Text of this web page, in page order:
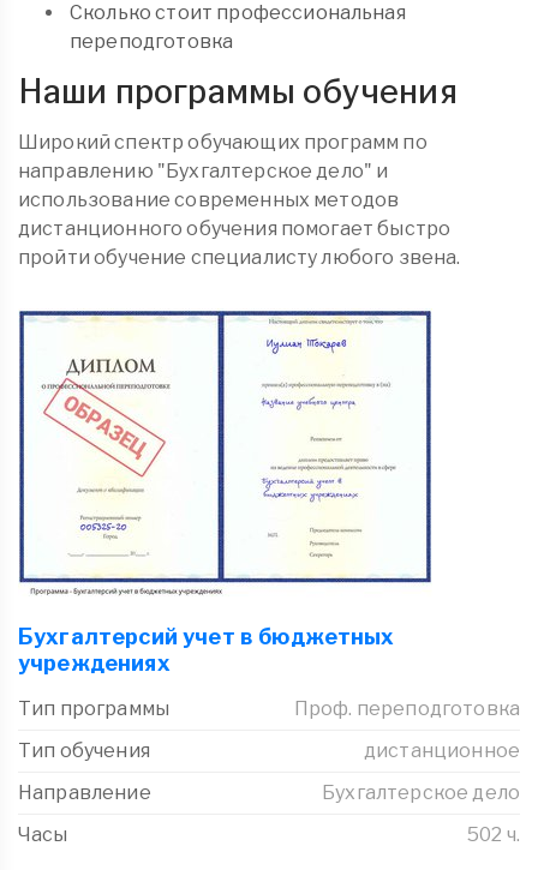
Сколько стоит профессиональная
переподготовка
Наши программы обучения
Широкий спектр обучающих программ по
направлению "Бухгалтерское дело" и
использование современных методов
дистанционного обучения помогает быстро
пройти обучение специалисту любого звена.
Бухгалтерсий учет в бюджетных
учреждениях
Тип программы
Проф. переподготовка
Тип обучения
дистанционное
Направление
Бухгалтерское дело
Часы
502 ч.